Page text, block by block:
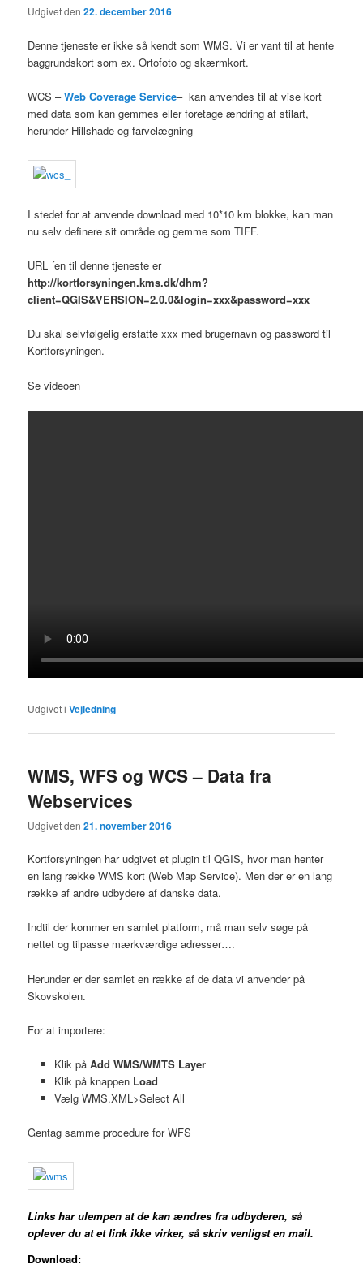
Udgivet den22. december 2016
Denne tjeneste er ikke så kendt som WMS. Vi er vant til at hente
baggrundskort som ex. Ortofoto og skærmkort.
WCS –Web Coverage Service– kan anvendes til at vise kort
med data som kan gemmes eller foretage ændring af stilart,
herunder Hillshade og farvelægning
I stedet for at anvende download med 10*10 km blokke, kan man
nu selv definere sit område og gemme som TIFF.
URL ´en til denne tjeneste er
http://kortforsyningen.kms.dk/dhm?
client=QGIS&VERSION=2.0.0&login=xxx&password=xxx
Du skal selvfølgelig erstatte xxx med brugernavn og password til
Kortforsyningen.
Se videoen
Udgivet i Vejledning
WMS, WFS og WCS – Data fra
Webservices
Udgivet den21. november 2016
Kortforsyningen har udgivet et plugin til QGIS, hvor man henter
en lang række WMS kort (Web Map Service). Men der er en lang
række af andre udbydere af danske data.
Indtil der kommer en samlet platform, må man selv søge på
nettet og tilpasse mærkværdige adresser….
Herunder er der samlet en række af de data vi anvender på
Skovskolen.
For at importere:
Klik på Add WMS/WMTS Layer
Klik på knappen Load
Vælg WMS.XML>Select All
Gentag samme procedure for WFS
Links har ulempen at de kan ændres fra udbyderen, så
oplever du at et link ikke virker, så skriv venligst en mail.
Download: